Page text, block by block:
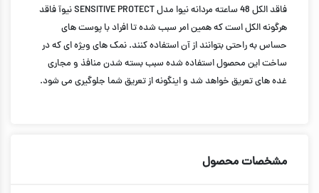
فاقد الکل 48 ساعته مردانه نیوا مدل SENSITIVE PROTECT نیوآ فاقد
هرگونه الکل است که همین امر سبب شده تا افراد با پوست های
حساس به راحتی بتوانند از آن استفاده کنند. نمک های ویژه ای که در
ساخت این محصول استفاده شده سبب بسته شدن منافذ و مجاری
غده های تعریق خواهد شد و اینگونه از تعریق شما جلوگیری می شود.
مشخصات محصول